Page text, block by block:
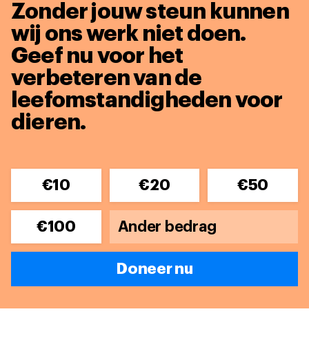
Zonder jouw steun kunnen
wij ons werk niet doen.
Geef nu voor het
verbeteren van de
leefomstandigheden voor
dieren.
€10 €20 €50
€100
Doneer nu